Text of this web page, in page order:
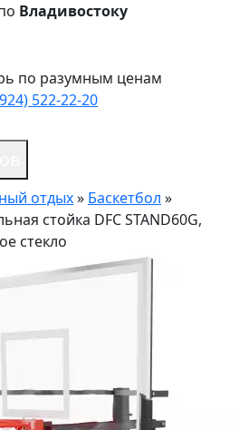
Владивостоку
по разумным ценам
522-22-20
отдых» Баскетбол »
стойка DFC STAND60G,
стекло